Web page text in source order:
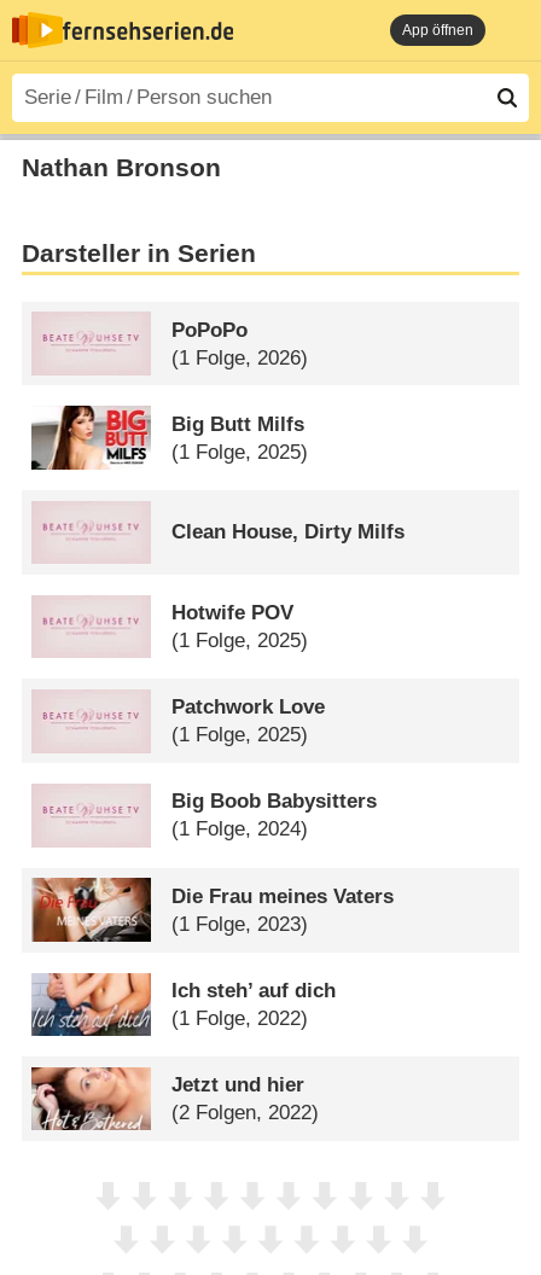
App öffnen
Nathan Bronson
Darsteller in Serien
PoPoPo
(1 Folge, 2026)
Big Butt Milfs
(1 Folge, 2025)
Clean House, Dirty Milfs
Hotwife POV
(1 Folge, 2025)
Patchwork Love
(1 Folge, 2025)
Big Boob Babysitters
(1 Folge, 2024)
Die Frau meines Vaters
(1 Folge, 2023)
Ich steh’ auf dich
(1 Folge, 2022)
Jetzt und hier
(2 Folgen, 2022)